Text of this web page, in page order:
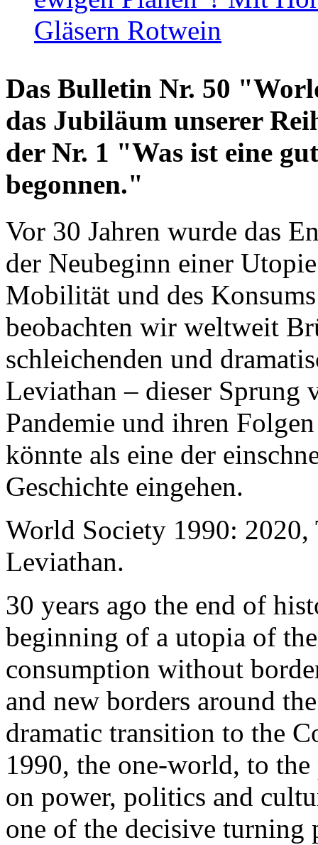
Gläsern Rotwein
Das Bulletin Nr. 50
das Jubiläum unserer
der Nr. 1 "Was ist eine
begonnen."
Vor 30 Jahren wurde das
der Neubeginn einer
Mobilität und des
beobachten wir weltweit
schleichenden und
Leviathan – dieser Sprung
Pandemie und ihren
könnte als eine der
Geschichte eingehen.
World Society 1990: 2020,
Leviathan.
30 years ago the end of
beginning of a utopia of
consumption without
and new borders around
dramatic transition to the
1990, the one-world, to the
on power, politics and
one of the decisive turning